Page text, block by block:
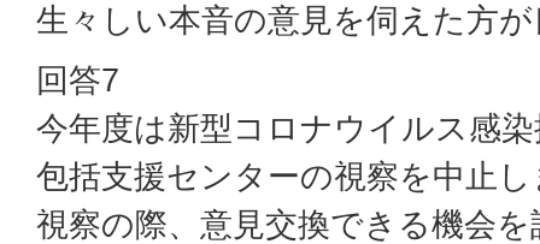
生々しい本音の意見を伺えた方
回答7
今年度は新型コロナウイルス感
包括支援センターの視察を中止
視察の際、意見交換できる機会